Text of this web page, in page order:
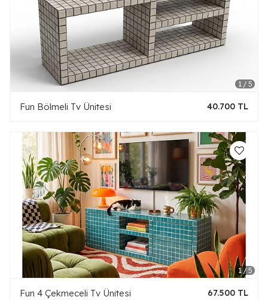
Fun Bölmeli Tv Ünitesi 40.700 TL
Fun 4 Çekmeceli Tv Ünitesi 67.500 TL